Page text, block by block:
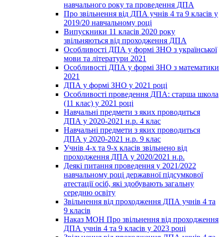
навчального року та проведення ДПА
Про звільнення від ДПА учнів 4 та 9 класів у
2019/20 навчальному році
Випускники 11 класів 2020 року
звільняються від проходження ДПА
Особливості ДПА у формі ЗНО з української
мови та літератури 2021
Особливості ДПА у формі ЗНО з математики
2021
ДПА у формі ЗНО у 2021 році
Особливості проведення ДПА: старша школа
(11 клас) у 2021 році
Навчальні предмети з яких проводиться
ДПА у 2020-2021 н.р. 4 клас
Навчальні предмети з яких проводиться
ДПА у 2020-2021 н.р. 9 клас
Учнів 4-х та 9-х класів звільнено від
проходження ДПА у 2020/2021 н.р.
Деякі питання проведення у 2021/2022
навчальному році державної підсумкової
атестації осіб, які здобувають загальну
середню освіту
Звільнення від проходження ДПА учнів 4 та
9 класів
Наказ МОН Про звільнення від проходження
ДПА учнів 4 та 9 класів у 2023 році